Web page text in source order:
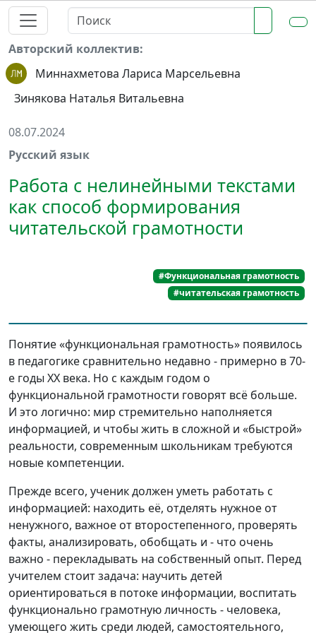
Авторский коллектив:
Миннахметова Лариса Марсельевна
Зинякова Наталья Витальевна
08.07.2024
Русский язык
Работа с нелинейными текстами
как способ формирования
читательской грамотности
#Функциональная грамотность
#читательская грамотность
Понятие «функциональная грамотность» появилось
в педагогике сравнительно недавно - примерно в 70-
е годы XX века. Но с каждым годом о
функциональной грамотности говорят всё больше.
И это логично: мир стремительно наполняется
информацией, и чтобы жить в сложной и «быстрой»
реальности, современным школьникам требуются
новые компетенции.
Прежде всего, ученик должен уметь работать с
информацией: находить её, отделять нужное от
ненужного, важное от второстепенного, проверять
факты, анализировать, обобщать и - что очень
важно - перекладывать на собственный опыт. Перед
учителем стоит задача: научить детей
ориентироваться в потоке информации, воспитать
функционально грамотную личность - человека,
умеющего жить среди людей, самостоятельного,